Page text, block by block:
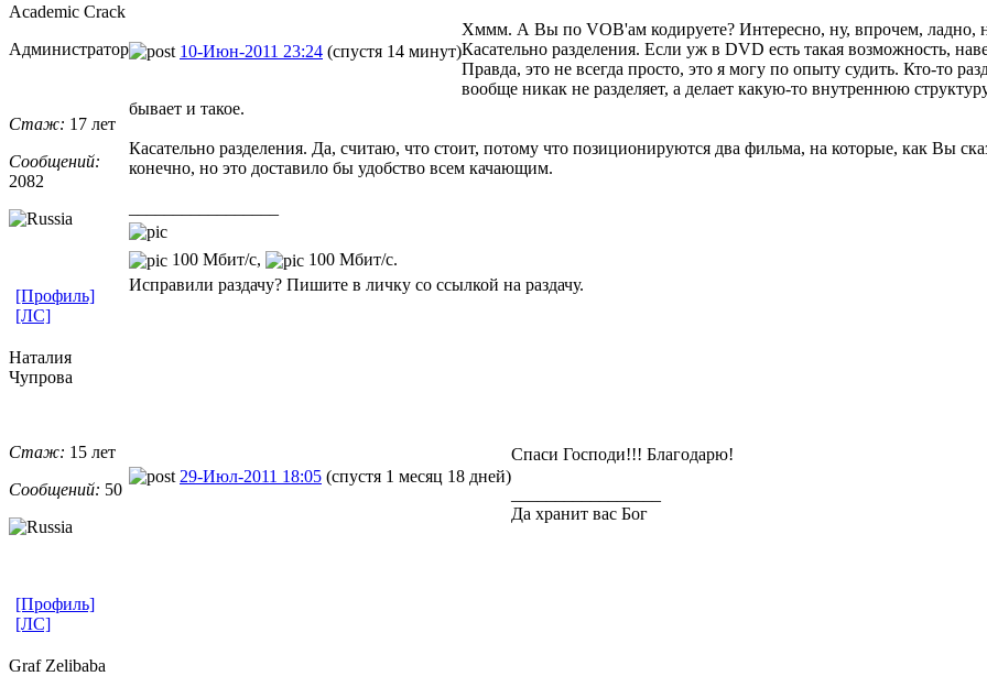
Academic Crack
Администратор
Стаж: 17 лет
Сообщений:
2082
10-Июн-2011 23:24 (спустя 14 минут)
Хммм. А Вы по VOB'ам кодируете? Интересно, ну, впрочем, ладно,
Касательно разделения. Если уж в DVD есть такая возможность,
Правда, это не всегда просто, это я могу по опыту судить. Кто-то
вообще никак не разделяет, а делает какую-то внутреннюю
бывает и такое.
Касательно разделения. Да, считаю, что стоит, потому что позиционируются два фильма, на которые, как Вы
конечно, но это доставило бы удобство всем качающим.
100 Мбит/с,
100 Мбит/с.
Исправили раздачу? Пишите в личку со ссылкой на раздачу.
[Профиль]
[ЛС]
Наталия
Чупрова
Стаж: 15 лет
Сообщений: 50
29-Июл-2011 18:05 (спустя 1 месяц 18 дней)
Спаси Господи!!! Благодарю!
Да хранит вас Бог
[Профиль]
[ЛС]
Graf Zelibaba